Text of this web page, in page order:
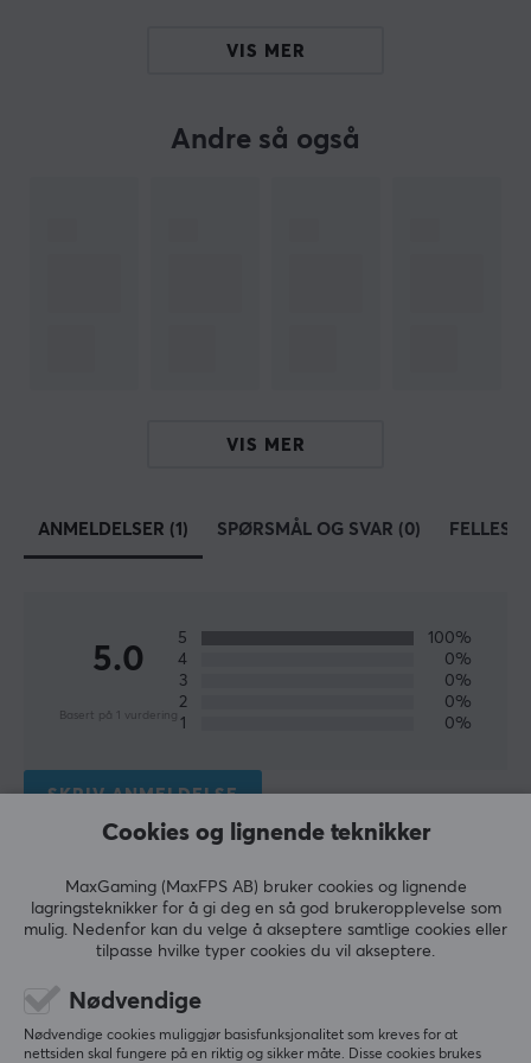
VIS MER
Andre så også
VIS MER
ANMELDELSER (1) SPØRSMÅL OG SVAR (0)
5.0
Basert på 1 vurdering
5
100%
4
0%
3
0%
2
0%
1
0%
SKRIV ANMELDELSE
Alle anmeldelser
Alexander H
Verifisert kjøper
Level 13
Legendary Crusader
Cookies og lignende teknikker
MaxGaming (MaxFPS AB) bruker cookies og lignende
lagringsteknikker for å gi deg en så god brukeropplevelse som
mulig. Nedenfor kan du velge å akseptere samtlige cookies eller
tilpasse hvilke typer cookies du vil akseptere.
Nødvendige
Nødvendige cookies muliggjør basisfunksjonalitet som kreves for at
nettsiden skal fungere på en riktig og sikker måte. Disse cookies brukes